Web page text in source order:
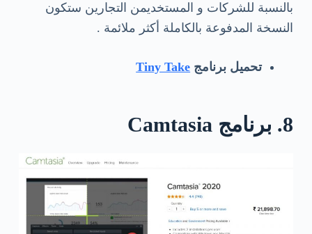
بالنسبة للشركات و المستخديمن التجارين ستكون
النسخة المدفوعة بالكاملة أكثر ملائمة .
تحميل برنامج Tiny Take
8. برنامج Camtasia